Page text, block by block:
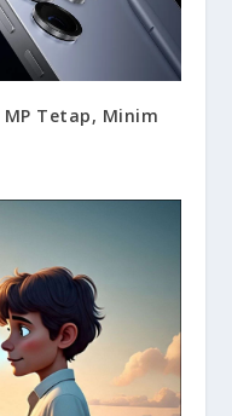
MP Tetap, Minim